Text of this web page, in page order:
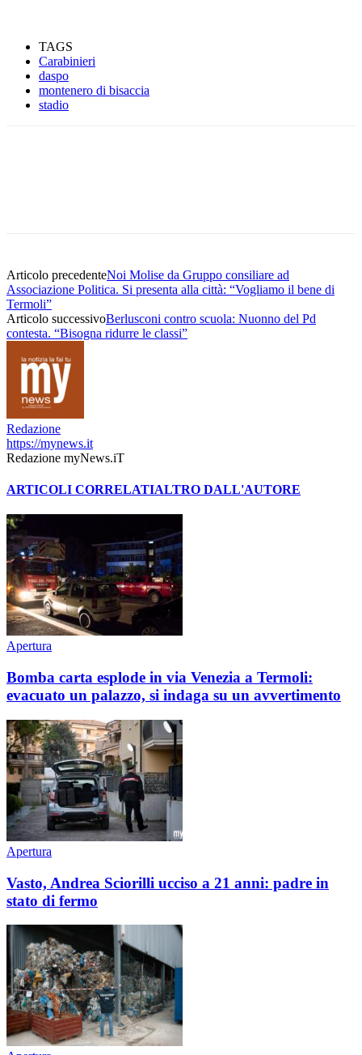
TAGS
Carabinieri
daspo
montenero di bisaccia
stadio
Articolo precedenteNoi Molise da Gruppo consiliare ad
Associazione Politica. Si presenta alla città: “Vogliamo il bene di
Termoli”
Articolo successivoBerlusconi contro scuola: Nuonno del Pd
contesta. “Bisogna ridurre le classi”
Redazione
https://mynews.it
Redazione myNews.iT
ARTICOLI CORRELATIALTRO DALL'AUTORE
Apertura
Bomba carta esplode in via Venezia a Termoli:
evacuato un palazzo, si indaga su un avvertimento
Apertura
Vasto, Andrea Sciorilli ucciso a 21 anni: padre in
stato di fermo